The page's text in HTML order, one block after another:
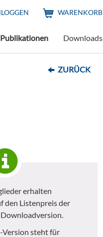
WARENKORB
Publikationen Downloads
ZURÜCK
erhalten
den Listenpreis der
steht für